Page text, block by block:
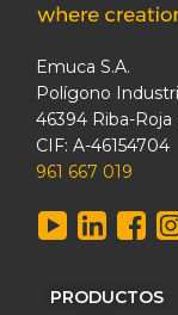
Emuca S.A.
Polígono
46394 Riba-Roja
CIF: A-46154704
961 667 019
PRODUCTOS